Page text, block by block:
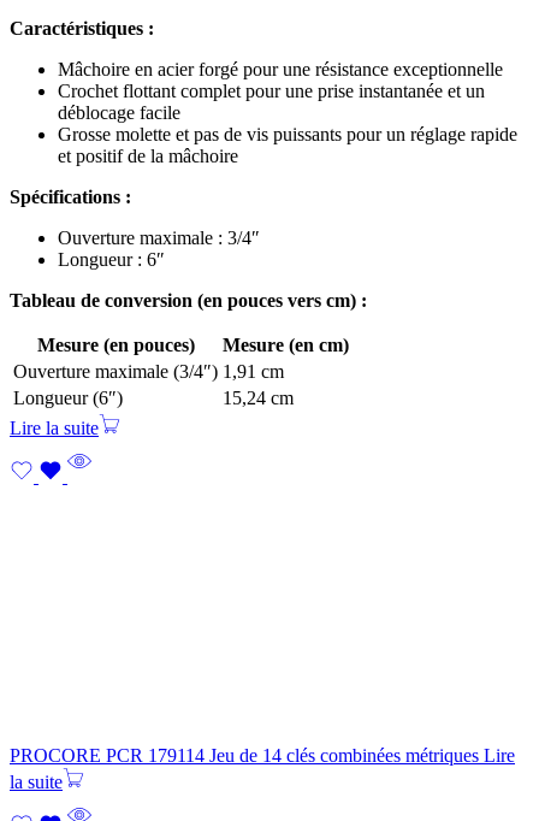
Caractéristiques :
Mâchoire en acier forgé pour une résistance exceptionnelle
Crochet flottant complet pour une prise instantanée et un
déblocage facile
Grosse molette et pas de vis puissants pour un réglage rapide
et positif de la mâchoire
Spécifications :
Ouverture maximale : 3/4″
Longueur : 6″
Tableau de conversion (en pouces vers cm) :
Mesure (en pouces)
Mesure (en cm)
Ouverture maximale (3/4″) 1,91 cm
Longueur (6″)
15,24 cm
Lire la suite
PROCORE PCR 179114 Jeu de 14 clés combinées métriques Lire
la suite